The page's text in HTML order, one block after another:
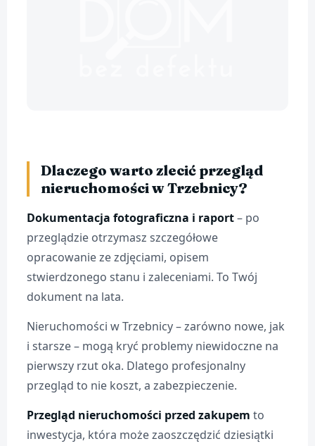
Dlaczego warto zlecić przegląd
nieruchomości w Trzebnicy?
Dokumentacja fotograficzna i raport– po
przeglądzie otrzymasz szczegółowe
opracowanie ze zdjęciami, opisem
stwierdzonego stanu i zaleceniami. To Twój
dokument na lata.
Nieruchomości w Trzebnicy – zarówno nowe, jak
i starsze – mogą kryć problemy niewidoczne na
pierwszy rzut oka. Dlatego profesjonalny
przegląd to nie koszt, a zabezpieczenie.
Przegląd nieruchomości przed zakupem to
inwestycja, która może zaoszczędzić dziesiątki